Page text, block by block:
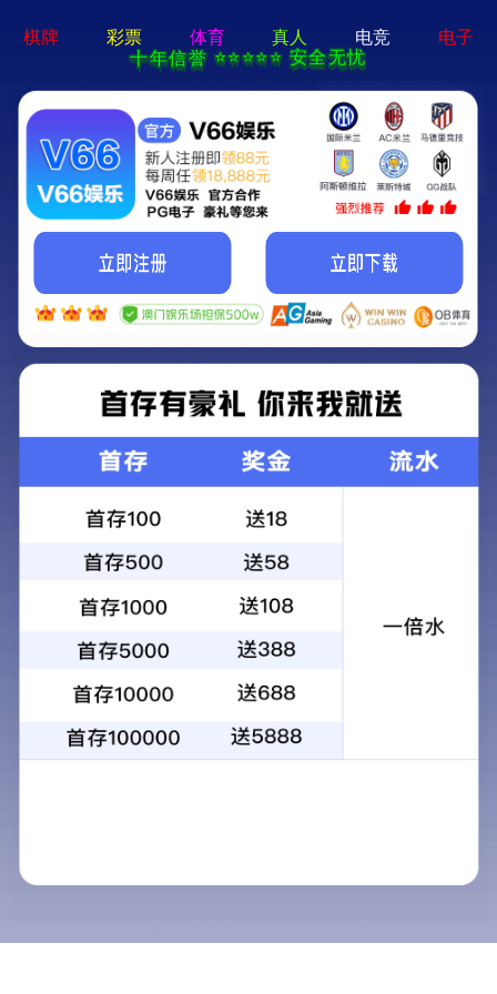
联系我们
香港正版传真资料大全
地址 (Add): 浙江省温州市瓯海区秀浦路750号
电话：0577 56559999
邮箱 (E-mail)： bill@lovedoor.com